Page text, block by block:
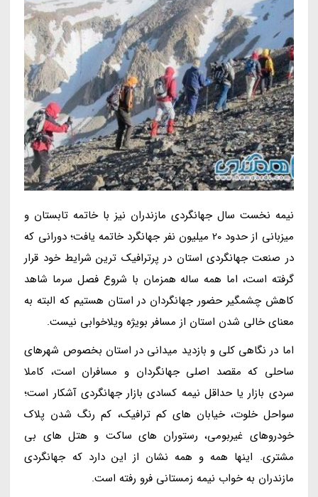
نیمه نخست سال جهانگردی مازندران نیز با خاتمه تابستان و
میزبانی از حدود 20 میلیون نفر جهانگرد خاتمه یافت؛ دورانی که
در صنعت جهانگردی استان در پرترافیک ترین شرایط خود قرار
گرفته است، اما همه ساله همزمان با شروع فصل سرما شاهد
کاهش چشمگیر حضور جهانگردان در استان هستیم که البته به
معنای خالی شدن استان از مسافر بویژه ویلاخوابی نیست.
اما در نگاهی کلی و بازدید میدانی در استان بخصوص شهرهای
ساحلی که مقصد اصلی جهانگردان و مسافران است، کاملا
سردی بازار یا حداقل نیمه کسادی بازار جهانگردی آشکار است؛
سواحل خلوت، خیابان های کم ترافیک، کم رنگ شدن پلاک
خودروهای غیربومی، رستوران های ساکت و هتل های بی
مشتری. اینها همه و همه نشان از این دارد که جهانگردی
مازندران به خواب نیمه زمستانی فرو رفته است.